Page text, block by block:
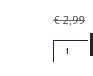
€2,99